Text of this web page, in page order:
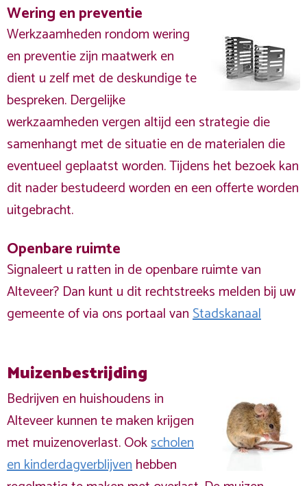
Wering en preventie
Werkzaamheden rondom wering
en preventie zijn maatwerk en
dient u zelf met de deskundige te
bespreken. Dergelijke
werkzaamheden vergen altijd een strategie die
samenhangt met de situatie en de materialen die
eventueel geplaatst worden. Tijdens het bezoek kan
dit nader bestudeerd worden en een offerte worden
uitgebracht.
Openbare ruimte
Signaleert u ratten in de openbare ruimte van
Alteveer? Dan kunt u dit rechtstreeks melden bij uw
gemeente of via ons portaal vanStadskanaal
Muizenbestrijding
Bedrijven en huishoudens in
Alteveer kunnen te maken krijgen
met muizenoverlast. Ookscholen
en kinderdagverblijvenhebben